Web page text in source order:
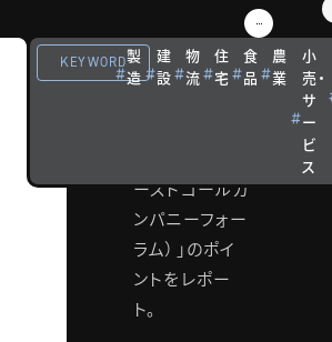
KEYWORD製
造
建
設
物
流
住
宅
食
品
農
業
小
売・
サ
ー
ビ
ス
タナベコンサ
ルティングが年
ーストコールカ
ンパニーフォー
ラム）」のポイ
ントをレポー
ト。